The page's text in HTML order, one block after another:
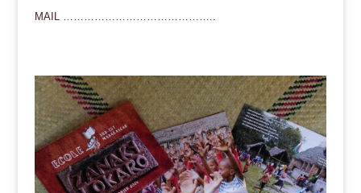
MAIL ……………………………………..